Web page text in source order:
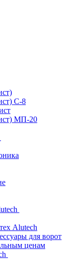
С-8
МП-20
Alutech
для ворот
ценам